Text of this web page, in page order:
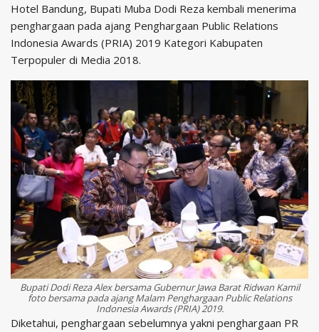
Hotel Bandung, Bupati Muba Dodi Reza kembali menerima
penghargaan pada ajang Penghargaan Public Relations
Indonesia Awards (PRIA) 2019 Kategori Kabupaten
Terpopuler di Media 2018.
Bupati Dodi Reza Alex bersama Gubernur Jawa Barat Ridwan Kamil
foto bersama pada ajang Malam Penghargaan Public Relations
Indonesia Awards (PRIA) 2019.
Diketahui, penghargaan sebelumnya yakni penghargaan PR